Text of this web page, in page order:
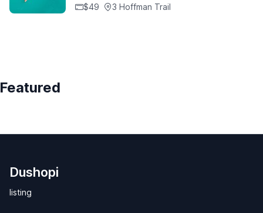
$49 3 Hoffman Trail
Featured
Dushopi
listing